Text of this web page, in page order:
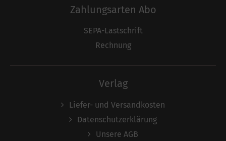
Zahlungsarten Abo
SEPA-Lastschrift
Rechnung
Verlag
Liefer- und Versandkosten
Datenschutzerklärung
Unsere AGB